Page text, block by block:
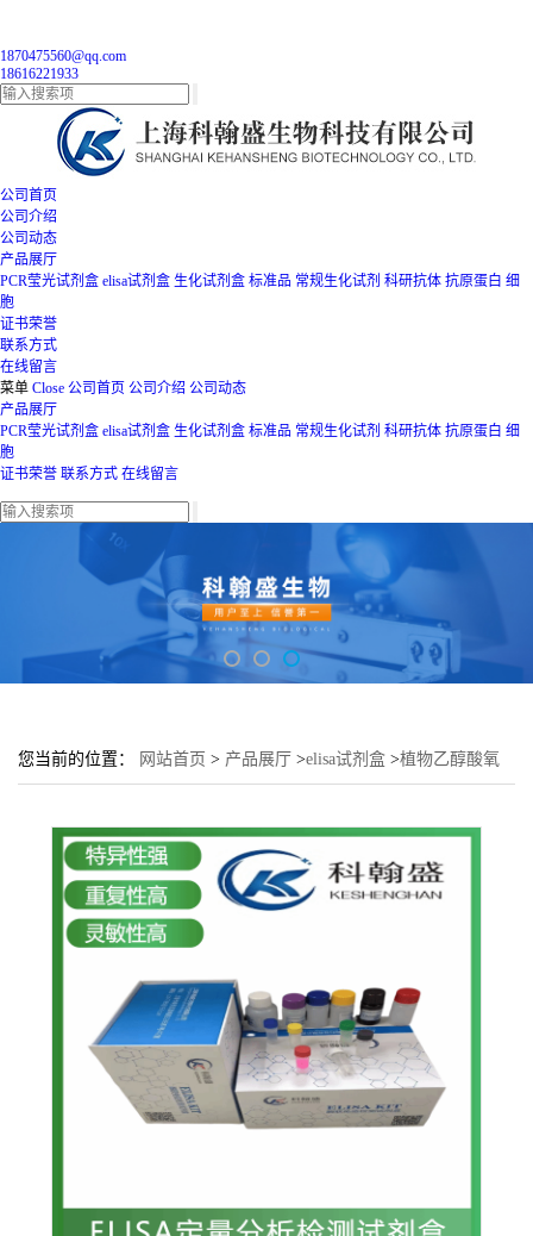
1870475560@qq.com
18616221933
公司首页
公司介绍
公司动态
产品展厅
PCR莹光试剂盒 elisa试剂盒 生化试剂盒 标准品 常规生化试剂 科研抗体 抗原蛋白 细
胞
证书荣誉
联系方式
在线留言
菜单 Close 公司首页 公司介绍 公司动态
产品展厅
PCR莹光试剂盒 elisa试剂盒 生化试剂盒 标准品 常规生化试剂 科研抗体 抗原蛋白 细
胞
证书荣誉 联系方式 在线留言
您当前的位置： 网站首页 > 产品展厅 >elisa试剂盒 >植物乙醇酸氧